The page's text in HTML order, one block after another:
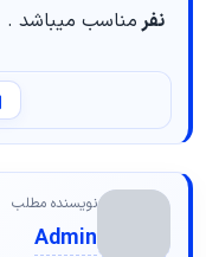
نفرمناسب میباشد .
نویسنده مطلب
Admin